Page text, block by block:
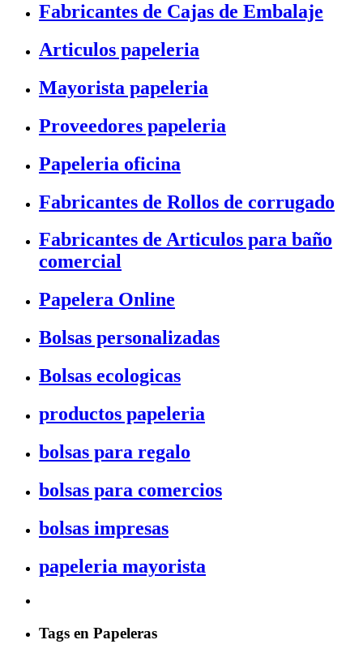
Fabricantes de Cajas de Embalaje
Articulos papeleria
Mayorista papeleria
Proveedores papeleria
Papeleria oficina
Fabricantes de Rollos de corrugado
Fabricantes de Articulos para baño
comercial
Papelera Online
Bolsas personalizadas
Bolsas ecologicas
productos papeleria
bolsas para regalo
bolsas para comercios
bolsas impresas
papeleria mayorista
Tags en Papeleras